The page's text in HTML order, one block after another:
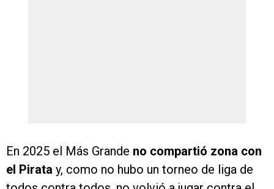
En 2025 el Más Grande no compartió zona con
el Pirata y, como no hubo un torneo de liga de